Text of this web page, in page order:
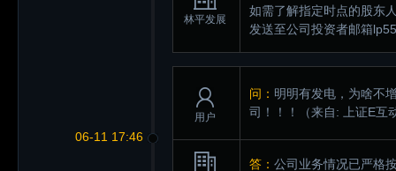
林平发展
如需了解指定时点的股东
发送至公司投资者邮箱
06-11 17:46
用户
问： 明明有发电，为啥不
司！！！
（来自: 上证E互
答： 公司业务情况已严格